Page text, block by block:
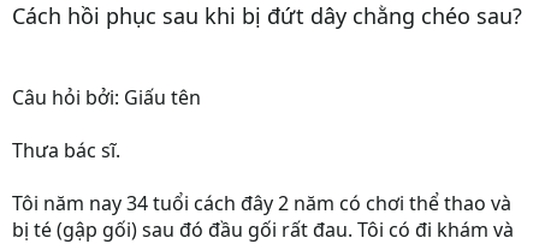
Cách hồi phục sau khi bị đứt dây chằng chéo sau?
Câu hỏi bởi: Giấu tên
Thưa bác sĩ.
Tôi năm nay 34 tuổi cách đây 2 năm có chơi thể thao và
bị té (gập gối) sau đó đầu gối rất đau. Tôi có đi khám và